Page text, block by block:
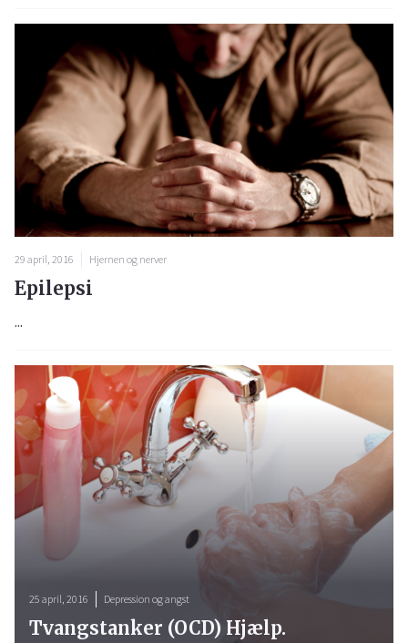
29 april, 2016 Hjernen og nerver
Epilepsi
...
25 april, 2016 Depression og angst
Tvangstanker (OCD) Hjælp.